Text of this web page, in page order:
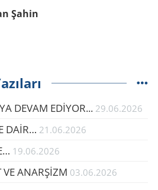
Şahin
DEVAM EDİYOR... 29.06.2026
DAİR… 21.06.2026
19.06.2026
VE ANARŞİZM 03.06.2026